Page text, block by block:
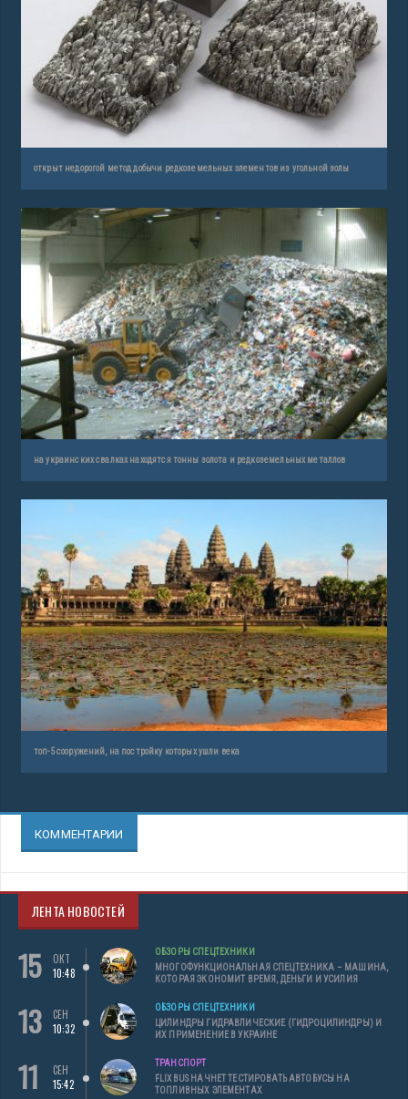
открыт недорогой метод добычи редкоземельных элементов из угольной золы
на украинских свалках находятся тонны золота и редкоземельных металлов
топ-5 сооружений, на постройку которых ушли века
КОММЕНТАРИИ
ЛЕНТА НОВОСТЕЙ
15
ОКТ
10:48
ОБЗОРЫ СПЕЦТЕХНИКИ
МНОГОФУНКЦИОНАЛЬНАЯ СПЕЦТЕХНИКА – МАШИНА,
КОТОРАЯ ЭКОНОМИТ ВРЕМЯ, ДЕНЬГИ И УСИЛИЯ
13
СЕН
10:32
ОБЗОРЫ СПЕЦТЕХНИКИ
ЦИЛИНДРЫ ГИДРАВЛИЧЕСКИЕ (ГИДРОЦИЛИНДРЫ) И
ИХ ПРИМЕНЕНИЕ В УКРАИНЕ
11
СЕН
15:42
ТРАНСПОРТ
FLIXBUS НАЧНЕТ ТЕСТИРОВАТЬ АВТОБУСЫ НА
ТОПЛИВНЫХ ЭЛЕМЕНТАХ